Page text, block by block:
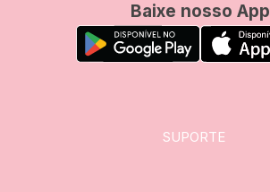
Baixe nosso App
SUPORTE